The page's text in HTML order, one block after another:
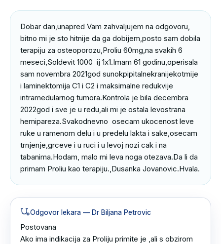
Dobar dan,unapred Vam zahvaljujem na odgovoru,
bitno mi je sto hitnije da ga dobijem,posto sam dobila
terapiju za osteoporozu,Proliu 60mg,na svakih 6
meseci,Soldevit 1000  ij 1x1.Imam 61 godinu,operisala
sam novembra 2021god sunokpipitalnekranijekotmije
i laminektomija C1 i C2 i maksimalne redukvije
intramedularnog tumora.Kontrola je bila decembra
2022god i sve je u redu,ali mi je ostala levostrana
hemipareza.Svakodnevno  osecam ukocenost leve
ruke u ramenom delu i u predelu lakta i sake,osecam
trnjenje,grceve i u ruci i u levoj nozi cak i na
tabanima.Hodam, malo mi leva noga otezava.Da li da
primam Proliu kao terapiju.,Dusanka Jovanovic.Hvala.
Odgovor lekara — Dr Biljana Petrovic
Postovana
Ako ima indikacija za Proliju primite je ,ali s obzirom